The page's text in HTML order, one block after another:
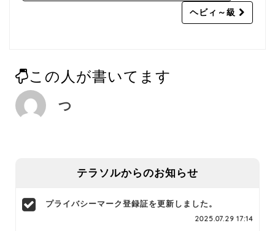
navigation
ヘビィ～級
この人が書いてます
つ
テラソルからのお知らせ
プライバシーマーク登録証を更新しました。
2025.07.29 17:14